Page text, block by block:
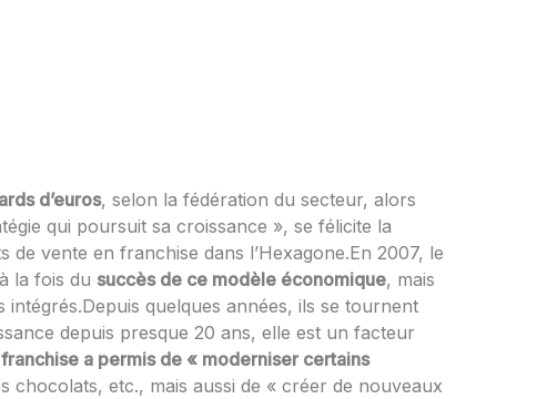
d’euros, selon la fédération du secteur, alors
qui poursuit sa croissance », se félicite la
vente en franchise dans l’Hexagone.En 2007, le
la fois du succès de ce modèle économique, mais
quelques années, ils se tournent
depuis presque 20 ans, elle est un facteur
a permis de « moderniser certains
chocolats, etc., mais aussi de « créer de nouveaux